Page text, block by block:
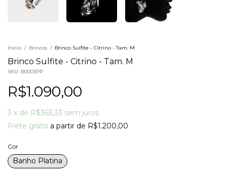
Início / Brincos / Brinco Sulfite - Citrino - Tam. M
Brinco Sulfite - Citrino - Tam. M
SKU: B0003PP
R$1.090,00
3 x de R$363,33 sem juros
Frete grátis a partir de R$1.200,00
Cor
Banho Platina